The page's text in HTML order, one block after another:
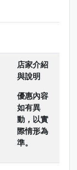
店家介紹
與說明
優惠內容
如有異
動，以實
際情形為
準。